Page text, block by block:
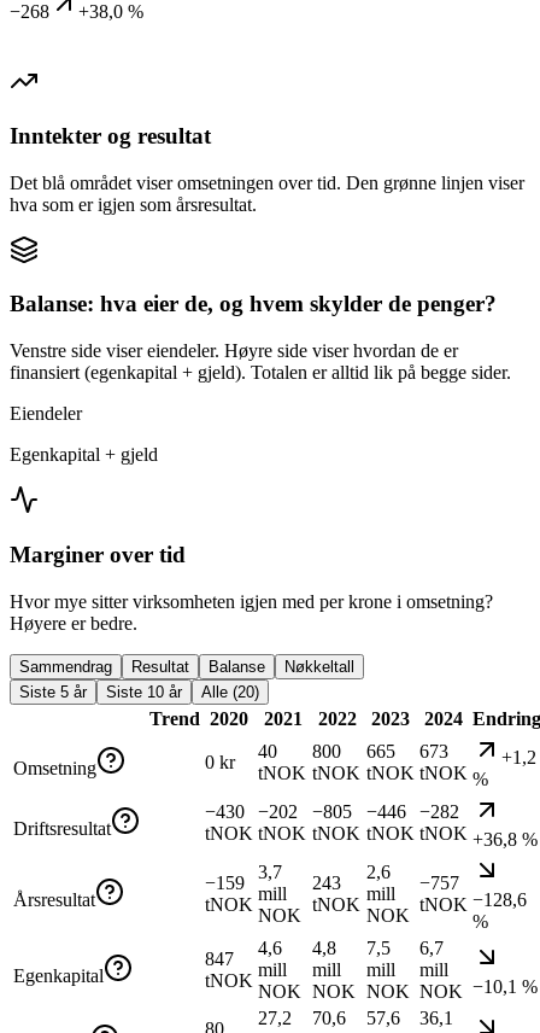
−268
+38,0 %
Inntekter og resultat
Det blå området viser omsetningen over tid. Den grønne linjen viser
hva som er igjen som årsresultat.
Balanse: hva eier de, og hvem skylder de penger?
Venstre side viser eiendeler. Høyre side viser hvordan de er
finansiert (egenkapital + gjeld). Totalen er alltid lik på begge sider.
Eiendeler
Egenkapital + gjeld
Marginer over tid
Hvor mye sitter virksomheten igjen med per krone i omsetning?
Høyere er bedre.
Sammendrag Resultat Balanse
Nøkkeltall
Siste 5 år
Siste 10 år Alle (20)
Trend 2020 2021 2022 2023 2024 Endring
Omsetning 0 kr
40
tNOK
800
tNOK
665
tNOK
673
tNOK
+1,2
%
Driftsresultat
−430
tNOK
−202
tNOK
−805
tNOK
−446
tNOK
−282
tNOK +36,8 %
Årsresultat
−159
tNOK
3,7
mill
NOK
243
tNOK
2,6
mill
NOK
−757
tNOK −128,6
%
Egenkapital
847
tNOK
4,6
mill
NOK
4,8
mill
NOK
7,5
mill
NOK
6,7
mill
NOK −10,1 %
80
27,2
70,6
57,6
36,1